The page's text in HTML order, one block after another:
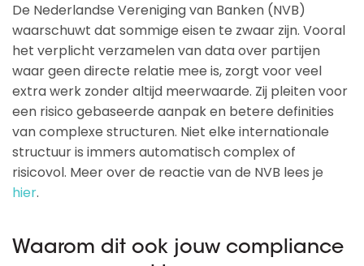
De Nederlandse Vereniging van Banken (NVB)
waarschuwt dat sommige eisen te zwaar zijn. Vooral
het verplicht verzamelen van data over partijen
waar geen directe relatie mee is, zorgt voor veel
extra werk zonder altijd meerwaarde. Zij pleiten voor
een risico gebaseerde aanpak en betere definities
van complexe structuren. Niet elke internationale
structuur is immers automatisch complex of
risicovol. Meer over de reactie van de NVB lees je
hier.
Waarom dit ook jouw compliance